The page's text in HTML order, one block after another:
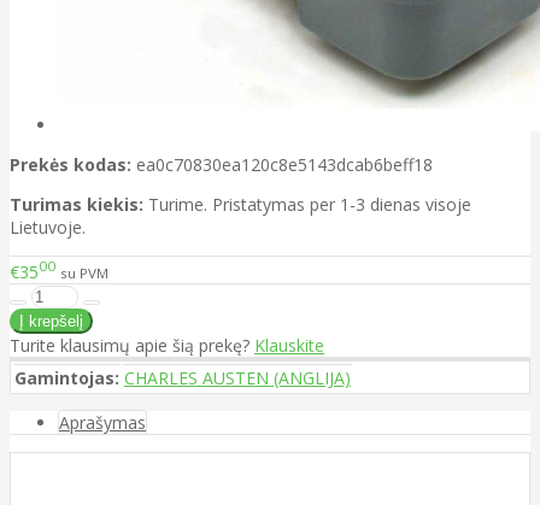
Prekės kodas: ea0c70830ea120c8e5143dcab6beff18
Turimas kiekis: Turime. Pristatymas per 1-3 dienas visoje
Lietuvoje.
€3500 su PVM
Turite klausimų apie šią prekę? Klauskite
Gamintojas: CHARLES AUSTEN (ANGLIJA)
Aprašymas